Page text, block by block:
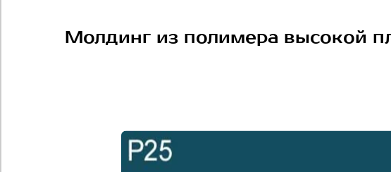
Молдинг из полимера высокой